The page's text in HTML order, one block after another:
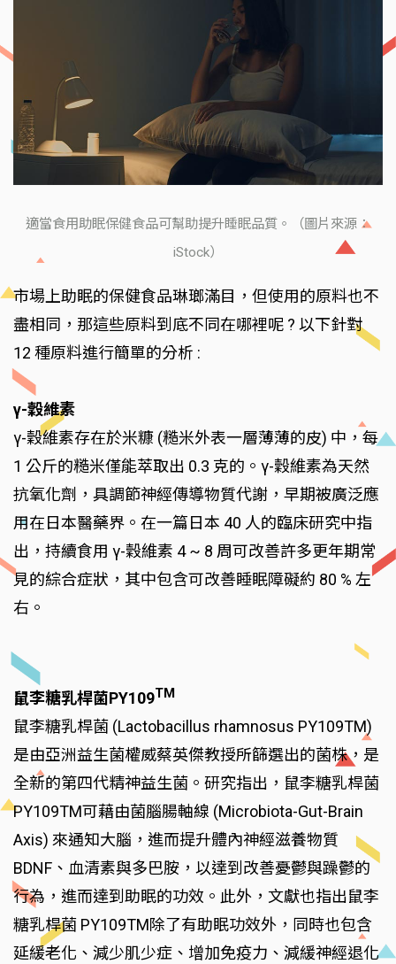
適當食用助眠保健食品可幫助提升睡眠品質。（圖片來源：
iStock）
市場上助眠的保健食品琳瑯滿目，但使用的原料也不
盡相同，那這些原料到底不同在哪裡呢 ? 以下針對
12 種原料進行簡單的分析 :
γ-穀維素
γ-穀維素存在於米糠 (糙米外表一層薄薄的皮) 中，每
1 公斤的糙米僅能萃取出 0.3 克的。γ-穀維素為天然
抗氧化劑，具調節神經傳導物質代謝，早期被廣泛應
用在日本醫藥界。在一篇日本 40 人的臨床研究中指
出，持續食用 γ-穀維素 4 ~ 8 周可改善許多更年期常
見的綜合症狀，其中包含可改善睡眠障礙約 80 % 左
右。
鼠李糖乳桿菌PY109TM
鼠李糖乳桿菌 (Lactobacillus rhamnosus PY109TM)
是由亞洲益生菌權威蔡英傑教授所篩選出的菌株，是
全新的第四代精神益生菌。研究指出，鼠李糖乳桿菌
PY109TM可藉由菌腦腸軸線 (Microbiota-Gut-Brain
Axis) 來通知大腦，進而提升體內神經滋養物質
BDNF、血清素與多巴胺，以達到改善憂鬱與躁鬱的
行為，進而達到助眠的功效。此外，文獻也指出鼠李
糖乳桿菌 PY109TM除了有助眠功效外，同時也包含
延緩老化、減少肌少症、增加免疫力、減緩神經退化